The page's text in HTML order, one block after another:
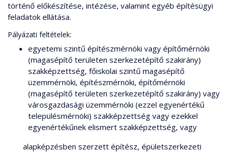
történő előkészítése, intézése, valamint egyéb építésügyi
feladatok ellátása.
Pályázati feltételek:
egyetemi szintű építészmérnöki vagy építőmérnöki
(magasépítő területen szerkezetépítő szakirány)
szakképzettség, főiskolai szintű magasépítő
üzemmérnöki, építészmérnöki, építőmérnöki
(magasépítő területen szerkezetépítő szakirány) vagy
városgazdasági üzemmérnöki (ezzel egyenértékű
településmérnöki) szakképzettség vagy ezekkel
egyenértékűnek elismert szakképzettség, vagy
alapképzésben szerzett építész, épületszerkezeti